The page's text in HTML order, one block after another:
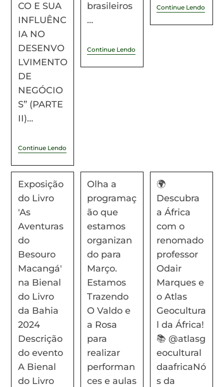
CO E SUA
INFLUÊNC
IA NO
DESENVO
LVIMENTO
DE
NEGÓCIO
S” (PARTE
II)…
Continue Lendo
brasileiros
…
Continue Lendo
Continue Lendo
Exposição
do Livro
'As
Aventuras
do
Besouro
Macangá'
na Bienal
do Livro
da Bahia
2024
Descrição
do evento
A Bienal
do Livro
Olha a
programaç
ão que
estamos
organizan
do para
Março.
Estamos
Trazendo
O Valdo e
a Rosa
para
realizar
performan
ces e aulas
🌍
Descubra
a África
com o
renomado
professor
Odair
Marques e
o Atlas
Geocultura
l da África!
📚 @atlasg
eocultural
daafricaNó
s da